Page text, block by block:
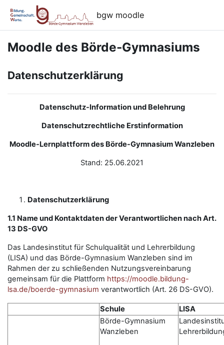
Zum Hauptinhalt
bgw moodle
Moodle des Börde-Gymnasiums
Datenschutzerklärung
Datenschutz-Information und Belehrung
Datenschutzrechtliche Erstinformation
Moodle-Lernplattform des Börde-Gymnasium Wanzleben
Stand: 25.06.2021
Datenschutzerklärung
1.1 Name und Kontaktdaten der Verantwortlichen nach Art.
13 DS-GVO
Das Landesinstitut für Schulqualität und Lehrerbildung
(LISA) und das Börde-Gymnasium Wanzleben sind im
Rahmen der zu schließenden Nutzungsvereinbarung
gemeinsam für die Plattform https://moodle.bildung-
lsa.de/boerde-gymnasium verantwortlich (Art. 26 DS-GVO).
Schule LISA
Börde-Gymnasium
Wanzleben